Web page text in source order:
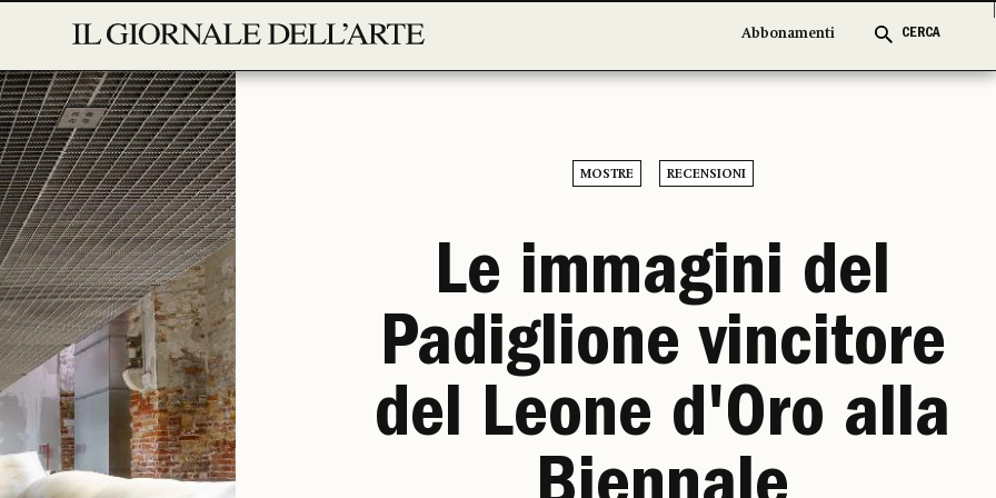
Abbonamenti CERCA
Abbonamenti CERCA
MOSTRE RECENSIONI
Le immagini del
Padiglione vincitore
del Leone d'Oro alla